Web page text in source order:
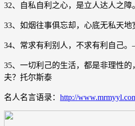
32、自私自利之心，是立人达人之
33、如烟往事俱忘却，心底无私天
34、常求有利别人，不求有利自己
35、一切利己的生活，都是非理性
夫？托尔斯泰
名人名言语录： http://